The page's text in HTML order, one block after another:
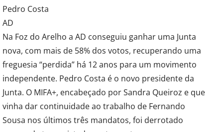
Pedro Costa
AD
Na Foz do Arelho a AD conseguiu ganhar uma Junta
nova, com mais de 58% dos votos, recuperando uma
freguesia “perdida” há 12 anos para um movimento
independente. Pedro Costa é o novo presidente da
Junta. O MIFA+, encabeçado por Sandra Queiroz e que
vinha dar continuidade ao trabalho de Fernando
Sousa nos últimos três mandatos, foi derrotado